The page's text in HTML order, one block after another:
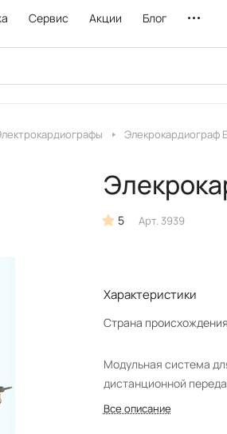
Сервис Акции Блог
Элекрокардиограф
5 Арт. 3939
Характеристики
Страна происхождения
Модульная система
дистанционной
Все описание